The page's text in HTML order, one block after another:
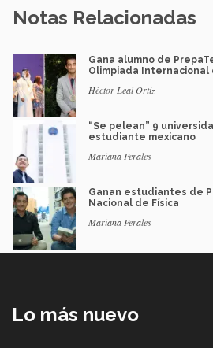
Notas Relacionadas
Gana alumno de
Olimpiada Internacional
Héctor Leal Ortiz
“Se pelean” 9
estudiante mexicano
Mariana Perales
Ganan estudiantes de
Nacional de Física
Mariana Perales
Lo más nuevo